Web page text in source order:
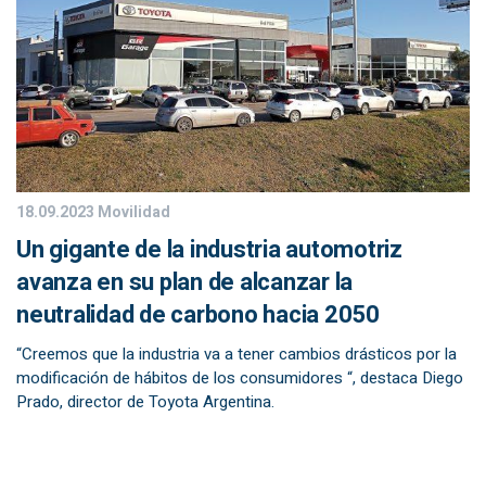
18.09.2023 Movilidad
Un gigante de la industria automotriz
avanza en su plan de alcanzar la
neutralidad de carbono hacia 2050
“Creemos que la industria va a tener cambios drásticos por la
modificación de hábitos de los consumidores “, destaca Diego
Prado, director de Toyota Argentina.